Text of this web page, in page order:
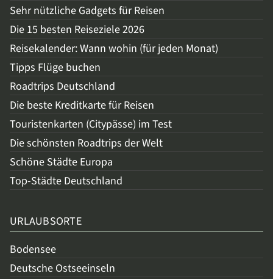
Sehr nützliche Gadgets für Reisen
Die 15 besten Reiseziele 2026
Reisekalender: Wann wohin (für jeden Monat)
Tipps Flüge buchen
Roadtrips Deutschland
Die beste Kreditkarte für Reisen
Touristenkarten (Citypässe) im Test
Die schönsten Roadtrips der Welt
Schöne Städte Europa
Top-Städte Deutschland
URLAUBSORTE
Bodensee
Deutsche Ostseeinseln